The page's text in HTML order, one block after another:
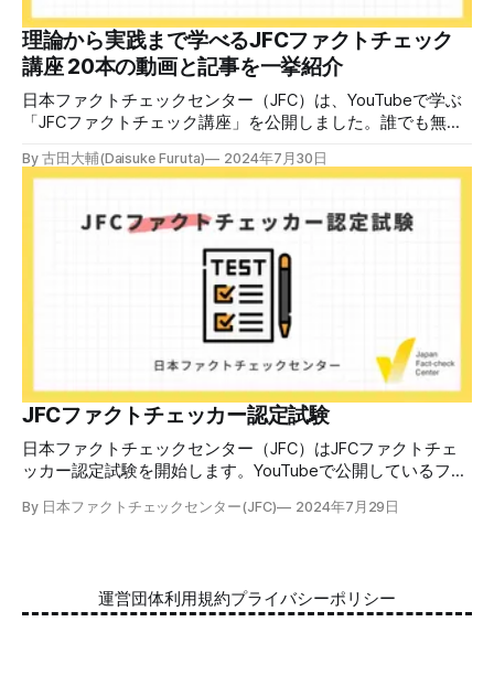
す。 受講生には教材を提供 デマや不確かな情報が蔓延する
中で、自衛策が求められています。「気をつけて」というだ
けでは、対策になりません。最初から騙されたい人はいませ
ん。誰だって気をつけているのに、誤った情
理論から実践まで学べるJFCファクトチェック
講座 20本の動画と記事を一挙紹介
日本ファクトチェックセンター（JFC）は、YouTubeで学ぶ
「JFCファクトチェック講座」を公開しました。誰でも無料
ファクトチェックやメディアリテラシーの知識を学ぶことが
の日本での影響を調べた2万人調査の紹介や、間違った情報
を信じてしまう背景にある人間のバイアス、大規模に拡散す
るSNSアルゴリズムなどを解説しています。 実践編では、画
像や動画や生成AIなど、偽・誤情報をどのように検証したら
良いかをJFCが検証してきた事例から具体的に学びます。
JFCファクトチェッカー認定試験を開始 2024年7月29日か
ら、これらの内容について習熟度を確認するJFCファクトチ
ェッカー認定試験を開始します。誰でもいつでも受験可能で
す（2024年度中は受験料1000円、2025年度から2000円）。
合格者には様々な技能をデジタル証明するオープンバッジ・
ネットワークを活用して、JFCファクトチェッカーの認定証
を発行します。 JFCファクトチェッカー認定試験
By 古田大輔(Daisuke Furuta) 2024年7月30日
JFCファクトチェッカー認定試験
日本ファクトチェックセンター（JFC）はJFCファクトチェ
ッカー認定試験を開始します。YouTubeで公開しているファ
す。 拡散する偽・誤情報から身を守るために 偽・誤情報の
際大学グロコムと実施した調査では、実際に拡散した偽・誤
By 日本ファクトチェックセンター(JFC) 2024年7月29日
運営団体利用規約プライバシーポリシー